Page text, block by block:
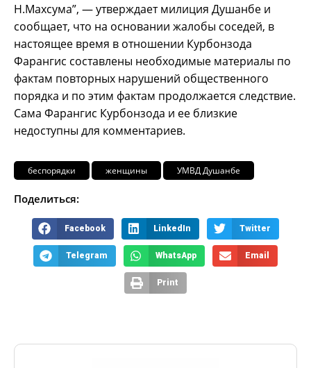
Н.Махсума”, — утверждает милиция Душанбе и
сообщает, что на основании жалобы соседей, в
настоящее время в отношении Курбонзода
Фарангис составлены необходимые материалы по
фактам повторных нарушений общественного
порядка и по этим фактам продолжается следствие.
Сама Фарангис Курбонзода и ее близкие
недоступны для комментариев.
беспорядки женщины УМВД Душанбе
Поделиться:
Facebook LinkedIn Twitter
Telegram WhatsApp Email
Print